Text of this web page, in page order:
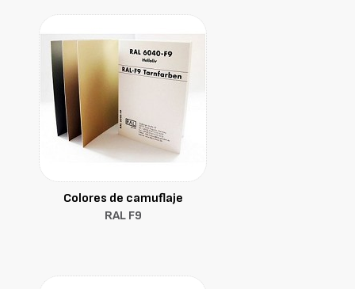
Colores de camuflaje
RAL F9